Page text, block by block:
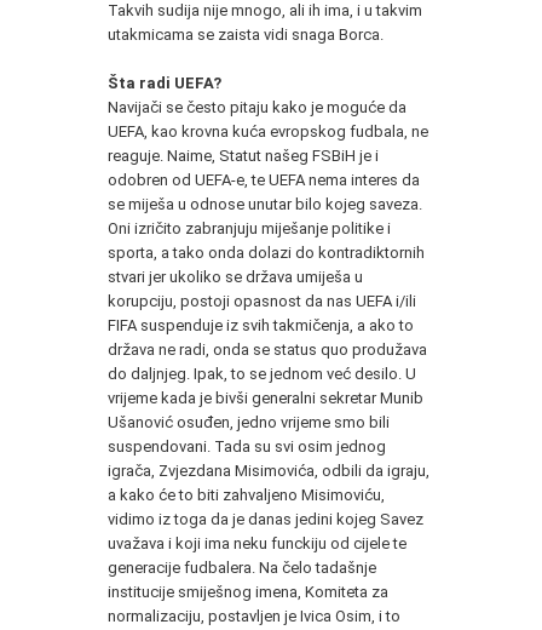
Takvih sudija nije mnogo, ali ih ima, i u takvim
utakmicama se zaista vidi snaga Borca.
Šta radi UEFA?
Navijači se često pitaju kako je moguće da
UEFA, kao krovna kuća evropskog fudbala, ne
reaguje. Naime, Statut našeg FSBiH je i
odobren od UEFA-e, te UEFA nema interes da
se miješa u odnose unutar bilo kojeg saveza.
Oni izričito zabranjuju miješanje politike i
sporta, a tako onda dolazi do kontradiktornih
stvari jer ukoliko se država umiješa u
korupciju, postoji opasnost da nas UEFA i/ili
FIFA suspenduje iz svih takmičenja, a ako to
država ne radi, onda se status quo produžava
do daljnjeg. Ipak, to se jednom već desilo. U
vrijeme kada je bivši generalni sekretar Munib
Ušanović osuđen, jedno vrijeme smo bili
suspendovani. Tada su svi osim jednog
igrača, Zvjezdana Misimovića, odbili da igraju,
a kako će to biti zahvaljeno Misimoviću,
vidimo iz toga da je danas jedini kojeg Savez
uvažava i koji ima neku funckiju od cijele te
generacije fudbalera. Na čelo tadašnje
institucije smiješnog imena, Komiteta za
normalizaciju, postavljen je Ivica Osim, i to